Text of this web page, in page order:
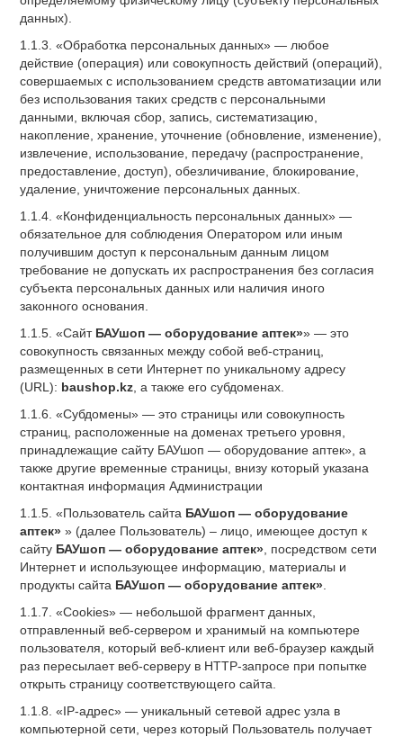
данных).
1.1.3. «Обработка персональных данных» — любое
действие (операция) или совокупность действий (операций),
совершаемых с использованием средств автоматизации или
без использования таких средств с персональными
данными, включая сбор, запись, систематизацию,
накопление, хранение, уточнение (обновление, изменение),
извлечение, использование, передачу (распространение,
предоставление, доступ), обезличивание, блокирование,
удаление, уничтожение персональных данных.
1.1.4. «Конфиденциальность персональных данных» —
обязательное для соблюдения Оператором или иным
получившим доступ к персональным данным лицом
требование не допускать их распространения без согласия
субъекта персональных данных или наличия иного
законного основания.
1.1.5. «Сайт БАУшоп — оборудование аптек»» — это
совокупность связанных между собой веб-страниц,
размещенных в сети Интернет по уникальному адресу
(URL): baushop.kz , а также его субдоменах.
1.1.6. «Субдомены» — это страницы или совокупность
страниц, расположенные на доменах третьего уровня,
принадлежащие сайту БАУшоп — оборудование аптек», а
также другие временные страницы, внизу который указана
контактная информация Администрации
1.1.5. «Пользователь сайта БАУшоп — оборудование
аптек» » (далее Пользователь) – лицо, имеющее доступ к
сайту БАУшоп — оборудование аптек» , посредством сети
Интернет и использующее информацию, материалы и
продукты сайта БАУшоп — оборудование аптек»
1.1.7. «Cookies» — небольшой фрагмент данных,
отправленный веб-сервером и хранимый на компьютере
пользователя, который веб-клиент или веб-браузер каждый
раз пересылает веб-серверу в HTTP-запросе при попытке
открыть страницу соответствующего сайта.
1.1.8. «IP-адрес» — уникальный сетевой адрес узла в
компьютерной сети, через который Пользователь получает